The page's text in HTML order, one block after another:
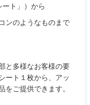
ト」）から
ンのようなものまで
と多様なお客様の要
ート１枚から、アッ
をご提供できます。